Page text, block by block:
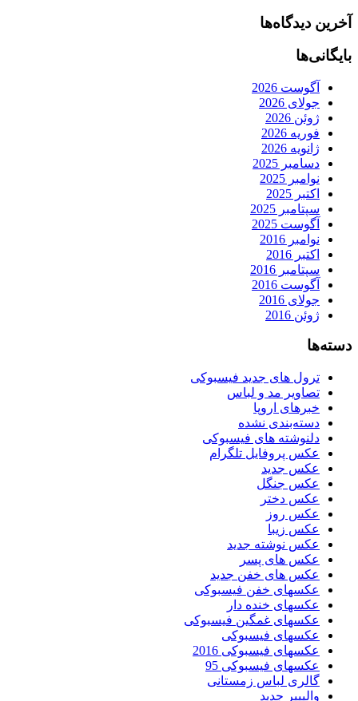
آخرین دیدگاه‌ها
بایگانی‌ها
آگوست 2026
جولای 2026
ژوئن 2026
فوریه 2026
ژانویه 2026
دسامبر 2025
نوامبر 2025
اکتبر 2025
سپتامبر 2025
آگوست 2025
نوامبر 2016
اکتبر 2016
سپتامبر 2016
آگوست 2016
جولای 2016
ژوئن 2016
دسته‌ها
ترول های جدید فیسبوکی
تصاویر مد و لباس
خبرهای اروپا
دسته‌بندی نشده
دلنوشته های فیسبوکی
عکس پروفایل تلگرام
عکس جدید
عکس جنگل
عکس دختر
عکس روز
عکس زیبا
عکس نوشته جدید
عکس های پسر
عکس های خفن جدید
عکسهای خفن فیسبوکی
عکسهای خنده دار
عکسهای غمگین فیسبوکی
عکسهای فیسبوکی
عکسهای فیسبوکی 2016
عکسهای فیسبوکی 95
گالری لباس زمستانی
والپیپر جدید